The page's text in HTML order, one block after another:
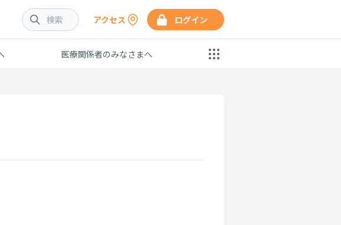
アクセス ログイン
医療関係者のみなさまへ